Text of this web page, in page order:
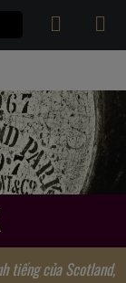
tiếng của Scotland,